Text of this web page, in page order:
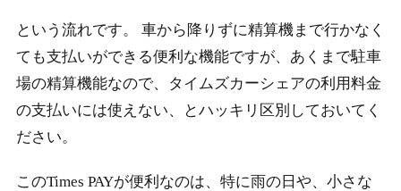
という流れです。 車から降りずに精算機まで行かなく
ても支払いができる便利な機能ですが、あくまで駐車
場の精算機能なので、タイムズカーシェアの利用料金
の支払いには使えない、とハッキリ区別しておいてく
ださい。
このTimes PAYが便利なのは、特に雨の日や、小さな